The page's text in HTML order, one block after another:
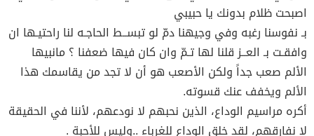
اصبحت ظلام بدونك يا حبيبي
بـ نفوسنا رغبه وفي وجيهنا دمّ لو تبســط الحاجـه لنا راحتيـها ان
وافقـت بـ العــز قلنا لها تـمّ وان كان فيها ضعفنا ؟ مانبيها
الألم صعب جداً ولكن الأصعب هو أن لا تجد من يقاسمك هذا
الألم ويخفف عنك قسوته.
أكره مراسيم الوداع، الذين نحبهم لا نودعهم، لأننا في الحقيقة
لا نفارقهم، لقد خلق الوداع للغرباء ..وليس للأحبة .